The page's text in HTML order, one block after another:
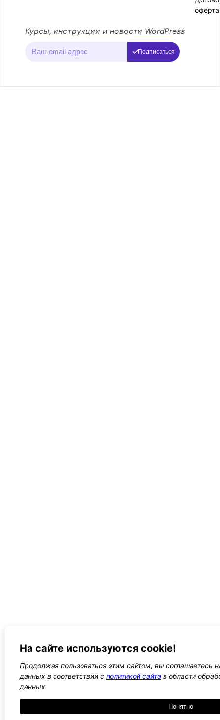
оферта
Курсы, инструкции и новости WordPress
Подписаться
На сайте используются cookie!
Продолжая пользоваться этим сайтом, вы соглашаетесь
данных в соответствии с политикой сайта в области
данных.
Понятно